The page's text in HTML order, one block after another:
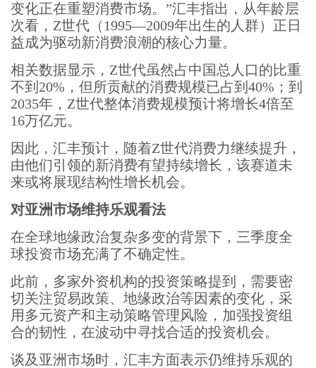
变化正在重塑消费市场。”汇丰指出，从年龄层
次看，Z世代（1995—2009年出生的人群）正日
益成为驱动新消费浪潮的核心力量。
相关数据显示，Z世代虽然占中国总人口的比重
不到20%，但所贡献的消费规模已占到40%；到
2035年，Z世代整体消费规模预计将增长4倍至
16万亿元。
因此，汇丰预计，随着Z世代消费力继续提升，
由他们引领的新消费有望持续增长，该赛道未
来或将展现结构性增长机会。
对亚洲市场维持乐观看法
在全球地缘政治复杂多变的背景下，三季度全
球投资市场充满了不确定性。
此前，多家外资机构的投资策略提到，需要密
切关注贸易政策、地缘政治等因素的变化，采
用多元资产和主动策略管理风险，加强投资组
合的韧性，在波动中寻找合适的投资机会。
谈及亚洲市场时，汇丰方面表示仍维持乐观的